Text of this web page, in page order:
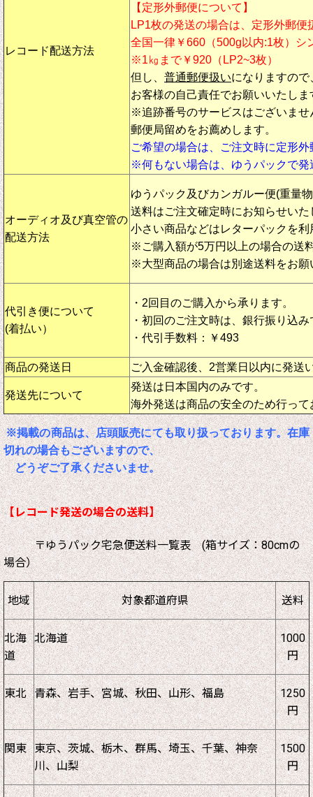
レコード配送方法
【定形外郵便について】
LP1枚の発送の場合は、定形外郵便
全国一律￥660（500g以内:1枚）シ
※1㎏まで￥920（LP2~3枚）
但し、 普通郵便扱いになりますの
お客様の自己責任でお願いいたしま
※追跡番号のサービスはございませ
郵便局留めをお薦めします。
ご希望の場合は、ご注文時に定形
※何もない場合は、ゆうパックで発
オーディオ及び真空管の
配送方法
ゆうパック及びカンガルー便(重量
送料はご注文確定時にお知らせいた
小さい商品などはレターパックを利
※ご購入額が5万円以上の場合の送
※大型商品の場合は別途送料をお願
代引き便について
(着払い）
・2回目のご購入から承ります。
・初回のご注文時は、銀行振り込
・代引手数料：￥493
商品の発送日 ご入金確認後、2営業日以内に発送
発送先について
発送は日本国内のみです。
海外発送は商品の安全のため行って
※掲載の商品は、店頭販売にても取り扱っております。在庫
切れの場合もございますので、
どうぞご了承くださいませ。
【レコード発送の場合の送料】
〒ゆうパック宅急便送料一覧表 (箱サイズ：80cmの
場合）
地域 対象都道府県 送料
北海
道
北海道
1000
円
東北 青森、岩手、宮城、秋田、山形、福島
1250
円
関東 東京、茨城、栃木、群馬、埼玉、千葉、神奈
川、山梨
1500
円